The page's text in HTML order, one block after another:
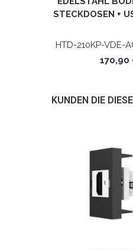
STECKDOSEN +
HTD-210KP-VDE-
Cover-
170,90
KUNDEN DIE